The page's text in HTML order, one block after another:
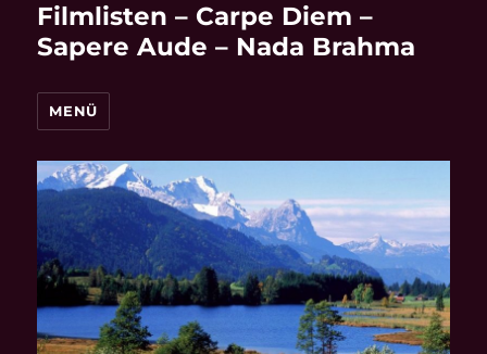
Filmlisten – Carpe Diem –
Sapere Aude – Nada Brahma
MENÜ